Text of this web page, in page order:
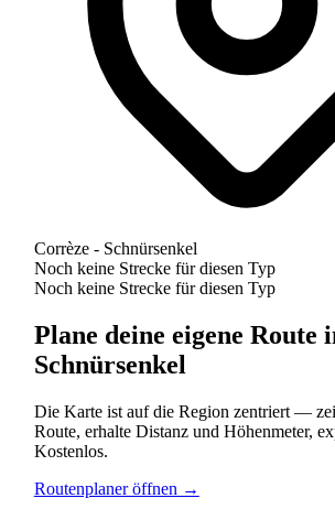
Corrèze - Schnürsenkel
Noch keine Strecke für diesen Typ
Noch keine Strecke für diesen Typ
Plane deine eigene Route
Schnürsenkel
Die Karte ist auf die Region zentriert —
Route, erhalte Distanz und Höhenmeter,
Kostenlos.
Routenplaner öffnen →